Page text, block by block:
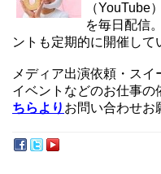
（YouTube
を毎日配信
ントも定期的に開催して
メディア出演依頼・スイ
イベントなどのお仕事の
ちらより お問い合わせお